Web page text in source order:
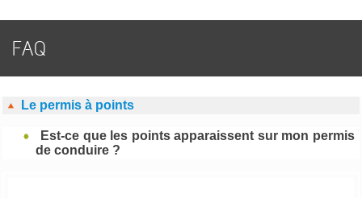
FAQ
Le permis à points
Est-ce que les points apparaissent sur mon permis
de conduire ?